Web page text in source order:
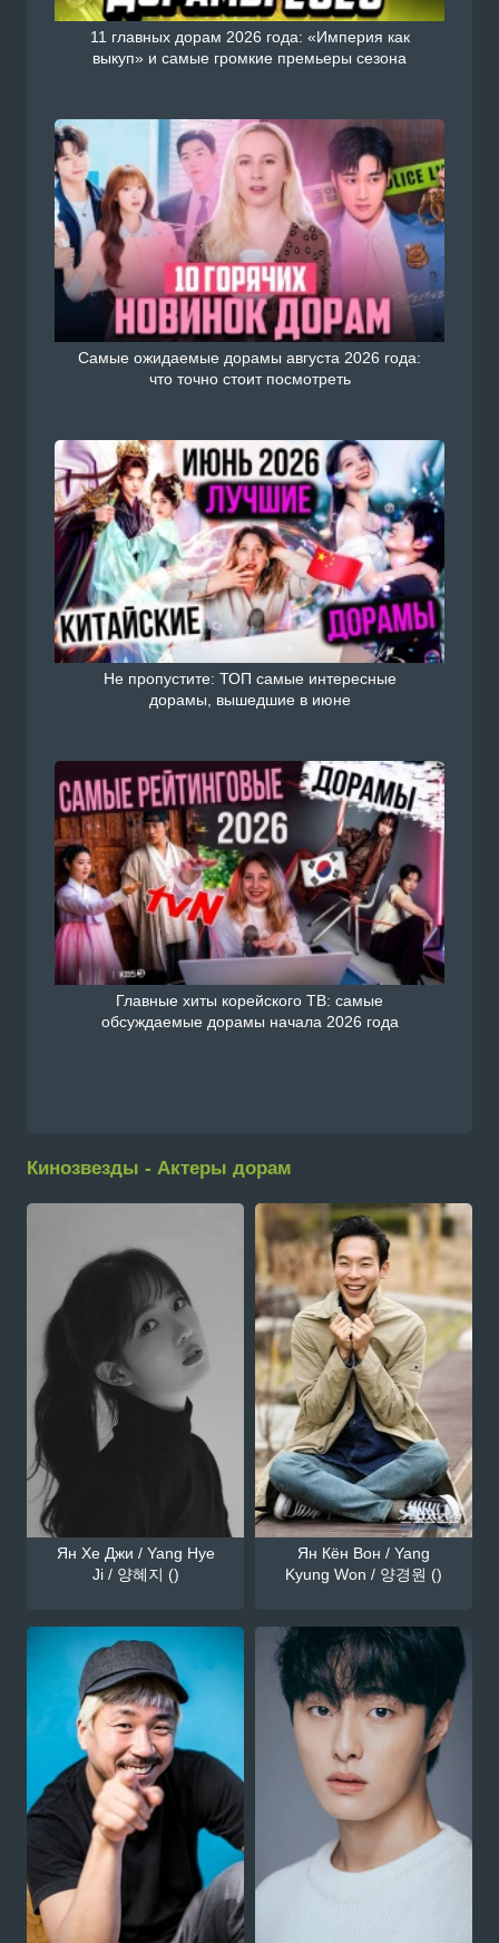
11 главных дорам 2026 года: «Империя как
выкуп» и самые громкие премьеры сезона
Самые ожидаемые дорамы августа 2026 года:
что точно стоит посмотреть
Не пропустите: ТОП самые интересные
дорамы, вышедшие в июне
Главные хиты корейского ТВ: самые
обсуждаемые дорамы начала 2026 года
Кинозвезды - Актеры дорам
Ян Хе Джи / Yang Hye
Ji / 양혜지 ()
Ян Кён Вон / Yang
Kyung Won / 양경원 ()